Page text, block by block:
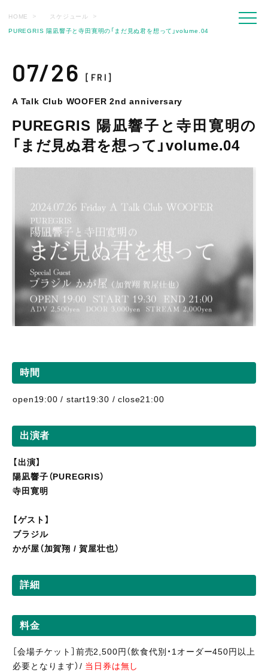
HOME スケジュール
PUREGRIS 陽凪響子と寺田寛明の「まだ見ぬ君を想って」volume.04
07/26[FRI]
A Talk Club WOOFER 2nd anniversary
PUREGRIS 陽凪響子と寺田寛明の
「まだ見ぬ君を想って」volume.04
時間
open19:00 / start19:30 / close21:00
出演者
【出演】
陽凪響子（PUREGRIS）
寺田寛明
【ゲスト】
ブラジル
かが屋（加賀翔 / 賀屋壮也）
詳細
料金
［会場チケット］前売2,500円（飲食代別・1オーダー450円以上
必要となります）/ 当日券は無し